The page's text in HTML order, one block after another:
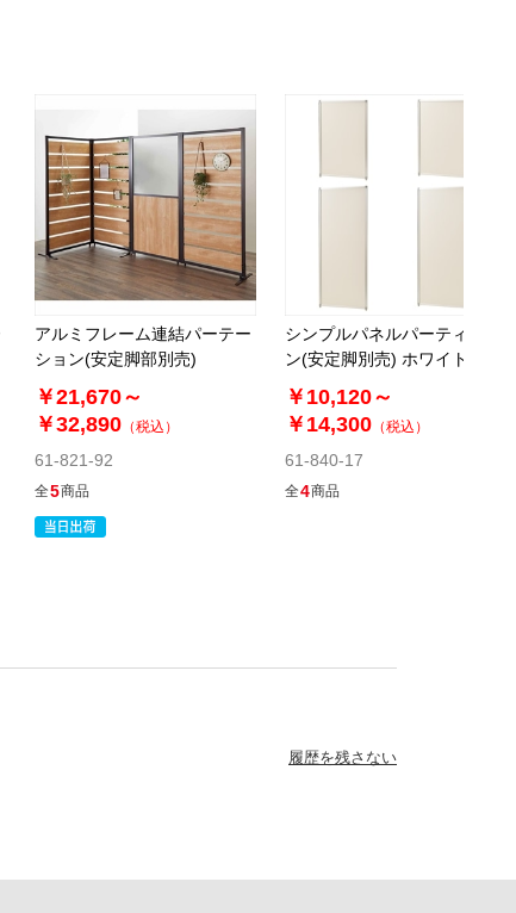
アルミフレーム連結パーテー
ション(安定脚部別売)
￥21,670～
￥32,890 （税込）
61-821-92
全5商品
シンプルパネルパーティショ
ン(安定脚別売) ホワイト
￥10,120～
￥14,300 （税込）
61-840-17
全4商品
履歴を残さない